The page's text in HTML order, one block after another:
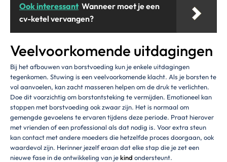
Ook interessant Wanneer moet je een
cv-ketel vervangen?
Veelvoorkomende uitdagingen
Bij het afbouwen van borstvoeding kun je enkele uitdagingen
tegenkomen. Stuwing is een veelvoorkomende klacht. Als je borsten te
vol aanvoelen, kan zacht masseren helpen om de druk te verlichten.
Doe dit voorzichtig om borstontsteking te vermijden. Emotioneel kan
stoppen met borstvoeding ook zwaar zijn. Het is normaal om
gemengde gevoelens te ervaren tijdens deze periode. Praat hierover
met vrienden of een professional als dat nodig is. Voor extra steun
kan contact met andere moeders die hetzelfde proces doorgaan, ook
waardevol zijn. Herinner jezelf eraan dat elke stap die je zet een
nieuwe fase in de ontwikkeling van jekind ondersteunt.